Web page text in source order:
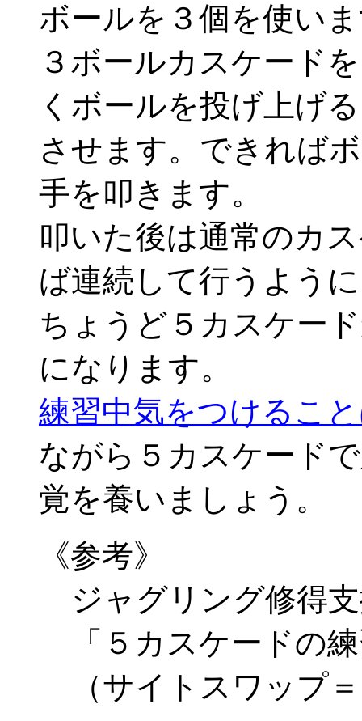
ボールを３個を使い
３ボールカスケード
くボールを投げ上げ
させます。できれば
手を叩きます。
叩いた後は通常のカ
ば連続して行うよう
ちょうど５カスケー
になります。
練習中気をつけるこ
ながら５カスケード
覚を養いましょう。
《参考》
ジャグリング修得
「５カスケードの
（サイトスワップ